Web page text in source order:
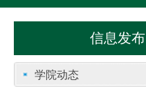
信息发布
学院动态